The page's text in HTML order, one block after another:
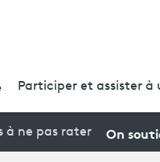
Participer et assister à
à ne pas rater On